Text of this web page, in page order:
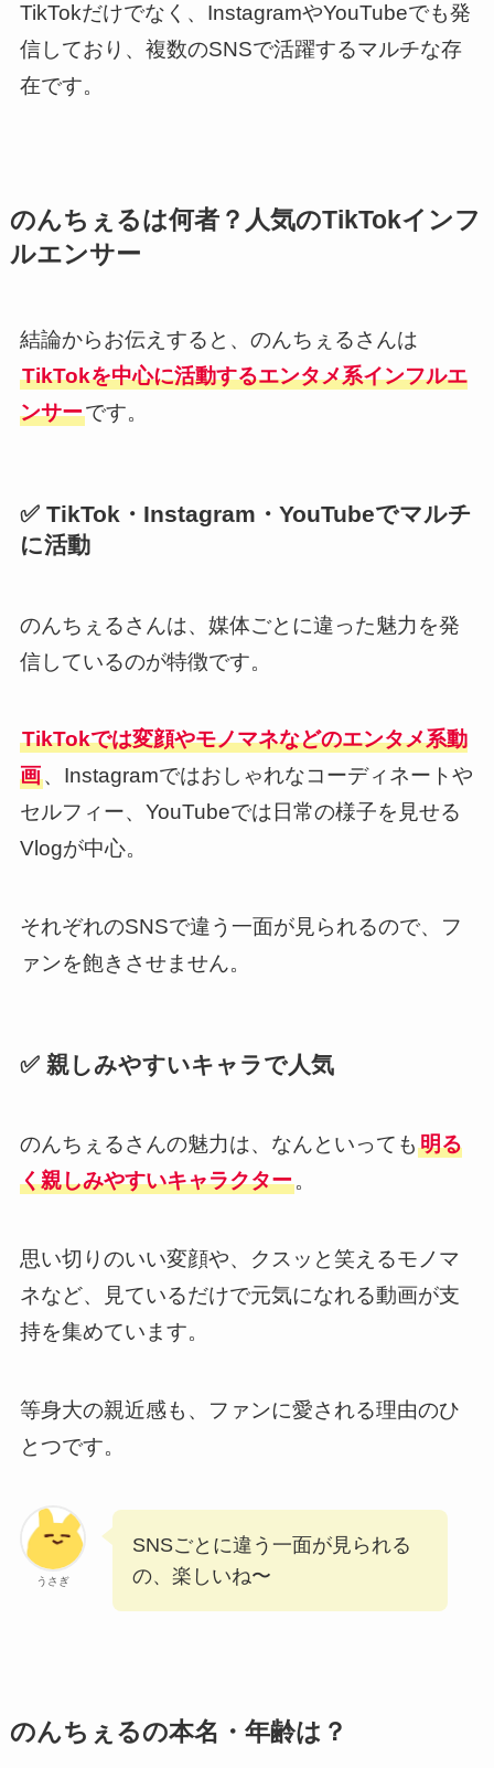
TikTokだけでなく、InstagramやYouTubeでも発
信しており、複数のSNSで活躍するマルチな存
在です。
のんちぇるは何者？人気のTikTokインフ
ルエンサー
結論からお伝えすると、のんちぇるさんは
TikTokを中心に活動するエンタメ系インフルエ
ンサーです。
✅ TikTok・Instagram・YouTubeでマルチ
に活動
のんちぇるさんは、媒体ごとに違った魅力を発
信しているのが特徴です。
TikTokでは変顔やモノマネなどのエンタメ系動
画、Instagramではおしゃれなコーディネートや
セルフィー、YouTubeでは日常の様子を見せる
Vlogが中心。
それぞれのSNSで違う一面が見られるので、フ
ァンを飽きさせません。
✅ 親しみやすいキャラで人気
のんちぇるさんの魅力は、なんといっても 明る
く親しみやすいキャラクター。
思い切りのいい変顔や、クスッと笑えるモノマ
ネなど、見ているだけで元気になれる動画が支
持を集めています。
等身大の親近感も、ファンに愛される理由のひ
とつです。
うさぎ
SNSごとに違う一面が見られる
の、楽しいね〜
のんちぇるの本名・年齢は？